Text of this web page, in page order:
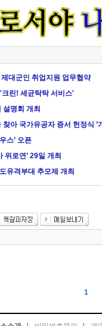
대군인 취업지원 업무협약
린! 세균탁탁 서비스'
명회 개최
아 국가유공자 증서 헌정식 ’
스’ 오픈
위로연’ 29일 개최
유격부대 추모제 개최
1